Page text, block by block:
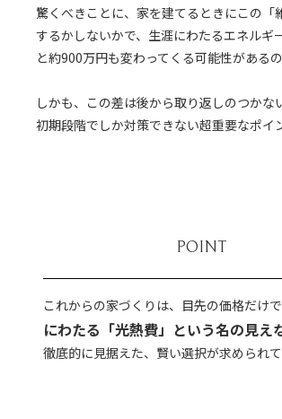
驚くべきことに、家を建てるときにこの「
するかしないかで、生涯にわたるエネルギ
と約900万円も変わってくる可能性がある
しかも、この差は後から取り返しのつかな
初期段階でしか対策できない超重要なポイ
POINT
これからの家づくりは、目先の価格だけで
にわたる「光熱費」という名の見え
徹底的に見据えた、賢い選択が求められて